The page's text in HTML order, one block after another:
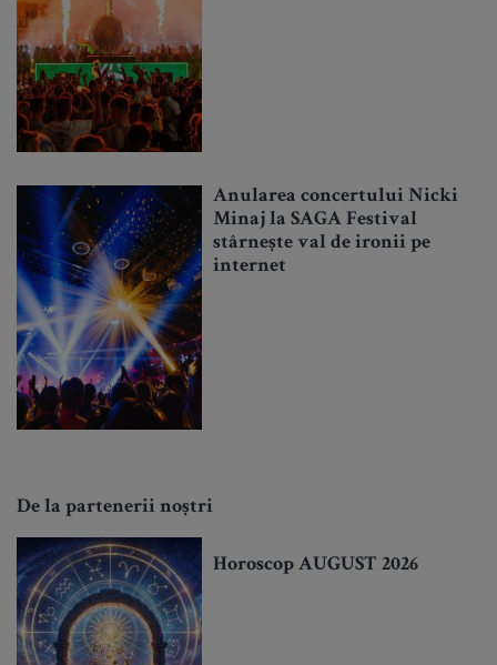
Anularea concertului Nicki
Minaj la SAGA Festival
stârnește val de ironii pe
internet
De la partenerii noștri
Horoscop AUGUST 2026